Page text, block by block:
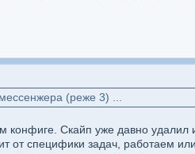
(реже 3) ...
конфиге. Скайп уже давно удалил
от специфики задач, работаем